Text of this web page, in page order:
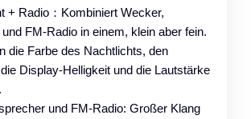
+ Radio：Kombiniert Wecker,
FM-Radio in einem, klein aber fein.
die Farbe des Nachtlichts, den
Display-Helligkeit und die Lautstärke
und FM-Radio: Großer Klang